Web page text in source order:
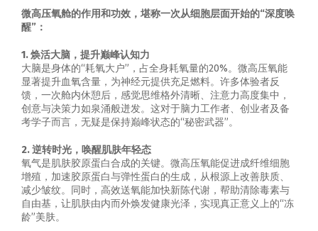
微高压氧舱的作用和功效，堪称一次从细胞层面开始的“深度唤
醒”：
1. 焕活大脑，提升巅峰认知力
大脑是身体的“耗氧大户”，占全身耗氧量的20%。微高压氧能
显著提升血氧含量，为神经元提供充足燃料。许多体验者反
馈，一次舱内休憩后，感觉思维格外清晰、注意力高度集中，
创意与决策力如泉涌般迸发。这对于脑力工作者、创业者及备
考学子而言，无疑是保持巅峰状态的“秘密武器”。
2. 逆转时光，唤醒肌肤年轻态
氧气是肌肤胶原蛋白合成的关键。微高压氧能促进成纤维细胞
增殖，加速胶原蛋白与弹性蛋白的生成，从根源上改善肤质、
减少皱纹。同时，高效送氧能加快新陈代谢，帮助清除毒素与
自由基，让肌肤由内而外焕发健康光泽，实现真正意义上的“冻
龄”美肤。